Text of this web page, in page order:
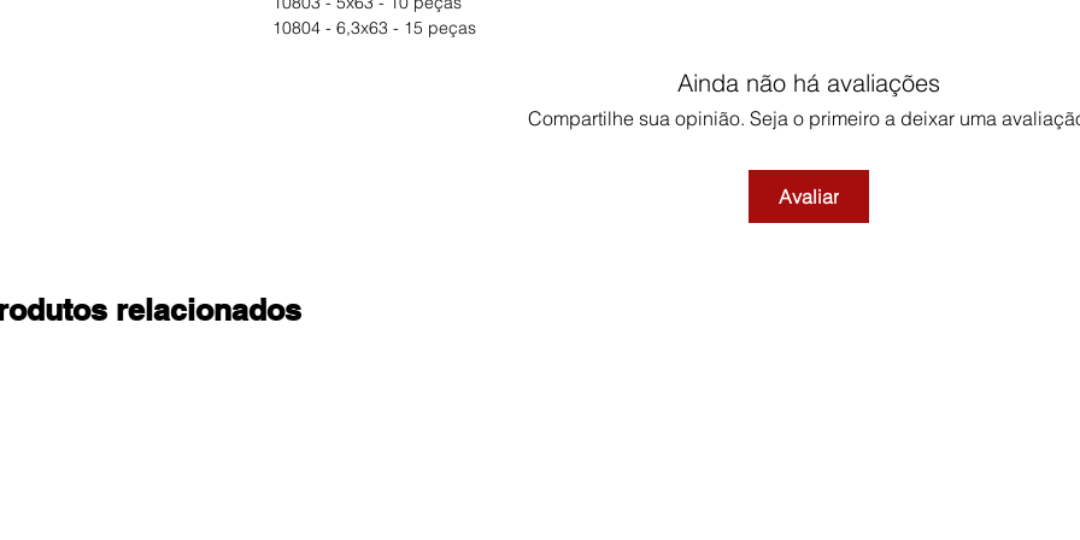
10804 - 6,3x63 - 15 peças
Ainda não há avaliações
Compartilhe sua opinião. Seja o primeiro a deixar uma
Avaliar
relacionados